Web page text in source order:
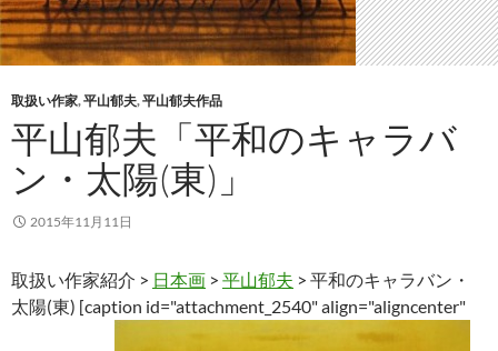
取扱い作家,平山郁夫,平山郁夫作品
平山郁夫「平和のキャラバ
ン・太陽(東)」
2015年11月11日
取扱い作家紹介 > 日本画 > 平山郁夫 > 平和のキャラバン・
太陽(東) [caption id="attachment_2540" align="aligncenter"